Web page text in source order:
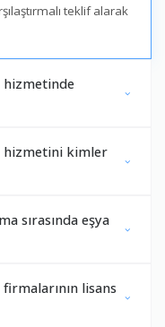
teklif alarak
hizmetinde
hizmetini kimler
sırasında eşya
lisans